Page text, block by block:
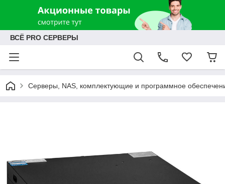
ВСЁ PRO СЕРВЕРЫ
Серверы, NAS, комплектующие и программное